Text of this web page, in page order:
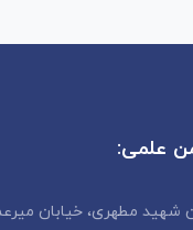
علمی:
شهید مطهری، خیابان